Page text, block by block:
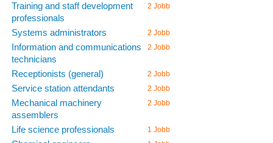
Training and staff development
professionals
2 Jobb
Systems administrators 2 Jobb
Information and communications
technicians
2 Jobb
Receptionists (general) 2 Jobb
Service station attendants 2 Jobb
Mechanical machinery
assemblers
2 Jobb
Life science professionals 1 Jobb